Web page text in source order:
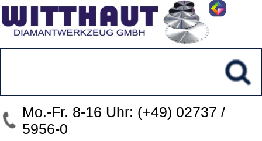
Mo.-Fr. 8-16 Uhr: (+49) 02737 /
5956-0